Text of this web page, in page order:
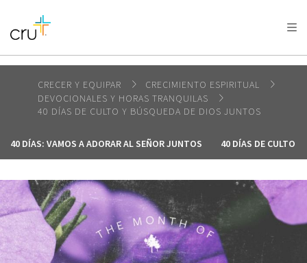
AFRICA
AMERICA / CARIBBEAN
OCEANIA
CRECER Y EQUIPAR
CRECIMIENTO ESPIRITUAL
DEVOCIONALES Y HORAS TRANQUILAS
40 DÍAS DE CULTO Y BÚSQUEDA DE DIOS JUNTOS
40 DÍAS: VAMOS A ADORAR AL SEÑOR JUNTOS 40 DÍAS DE CULTO